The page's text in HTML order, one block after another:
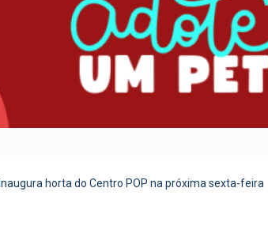
horta do Centro POP na próxima sexta-feira